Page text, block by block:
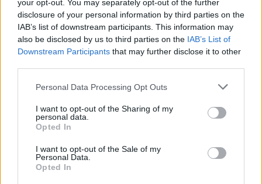
your opt-out. You may separately opt-out of the further
disclosure of your personal information by third parties on the
IAB’s list of downstream participants. This information may
also be disclosed by us to third parties on the IAB’s List of
Downstream Participants that may further disclose it to other
Please note that this website/app uses one or more Google
not limited to your visit or usage behaviour. You may click to
grant or deny consent to Google and its third-party tags to
use your data for below specified purposes in below Google
consent section.
Personal Data Processing Opt Outs
I want to opt-out of the Sharing of my
personal data.
Opted In
I want to opt-out of the Sale of my
Personal Data.
Opted In
#RENDEZŐ
#NER